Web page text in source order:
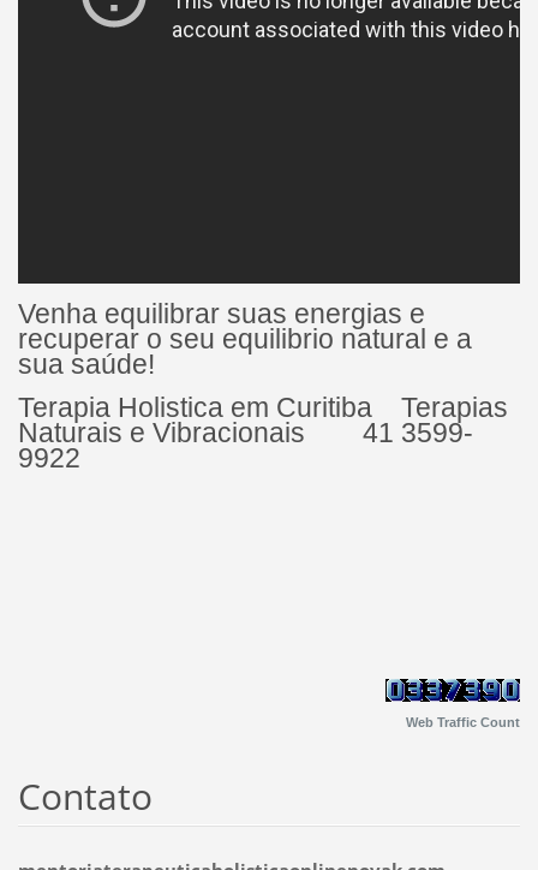
Venha equilibrar suas energias e
recuperar o seu equilibrio natural e a
sua saúde!
Terapia Holistica em Curitiba Terapias
Naturais e Vibracionais 41 3599-
9922
Web Traffic Count
Contato